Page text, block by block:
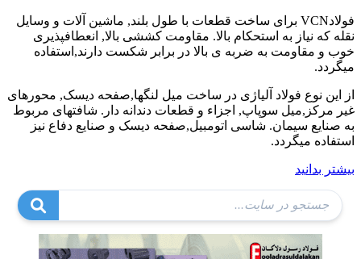
فولادVCN برای ساخت قطعات با طول بلند, ماشین آلات و وسایل
نقله که نیاز به استحکام بالا. مقاومت کششی بالا, انعطافپذیری
خوب و مقاومت به ضربه ی بالا در برابر شکست دارند,استفاده
میگردد.
از این نوع فولاد آلیاژی در ساخت میل لنگها,صفحه دیسک, محورهای
غیر مرکز,میل سوپاپ, اجزاء و قطعات دندانه دار. شافتهای مربوط
به صنایع سیمان. شاسی اتومبیل,صفحه دیسک و صنایع دفاع نیز
استفاده میگردد.
بیشتر بدانید